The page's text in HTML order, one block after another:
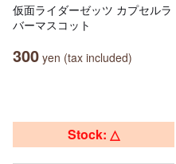
仮面ライダーゼッツ カプセルラ
バーマスコット
300 yen (tax included)
Stock: △